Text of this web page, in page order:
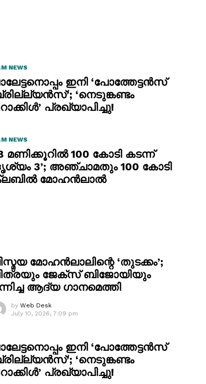
NEWS
ഇനി ‘പോത്തേട്ടൻസ്
‘നെടുങ്കണ്ടം
പ്രഖ്യാപിച്ചു!
NEWS
മണിക്കൂറിൽ 100 കോടി കടന്ന്
3’; അഞ്ചാമതും 100 കോടി
മോഹൻലാൽ
മോഹൻലാലിന്റെ ‘തുടക്കം’;
ജേക്സ് ബിജോയിയും
ആദ്യ ഗാനമെത്തി
by Web Desk
July 10, 2026, 7:09 pm
ഇനി ‘പോത്തേട്ടൻസ്
‘നെടുങ്കണ്ടം
പ്രഖ്യാപിച്ചു!